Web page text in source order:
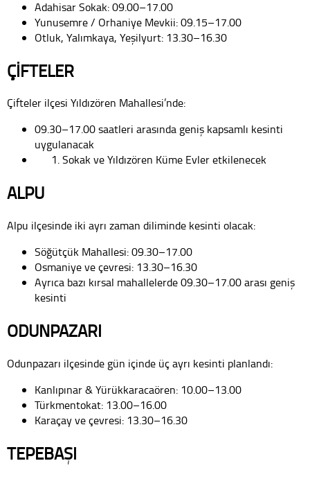
Adahisar Sokak: 09.00–17.00
Yunusemre / Orhaniye Mevkii: 09.15–17.00
Otluk, Yalımkaya, Yeşilyurt: 13.30–16.30
ÇİFTELER
Çifteler ilçesi Yıldızören Mahallesi’nde:
09.30–17.00 saatleri arasında geniş kapsamlı kesinti
uygulanacak
Sokak ve Yıldızören Küme Evler etkilenecek
ALPU
Alpu ilçesinde iki ayrı zaman diliminde kesinti olacak:
Söğütçük Mahallesi: 09.30–17.00
Osmaniye ve çevresi: 13.30–16.30
Ayrıca bazı kırsal mahallelerde 09.30–17.00 arası geniş
kesinti
ODUNPAZARI
Odunpazarı ilçesinde gün içinde üç ayrı kesinti planlandı:
Kanlıpınar & Yürükkaracaören: 10.00–13.00
Türkmentokat: 13.00–16.00
Karaçay ve çevresi: 13.30–16.30
TEPEBAŞI